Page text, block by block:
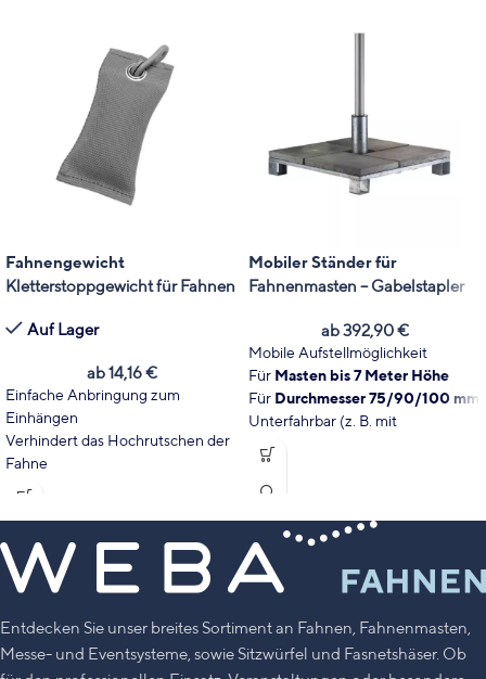
Fahnengewicht
Kletterstoppgewicht für Fahnen
Auf Lager
ab14,16€
Einfache Anbringung zum
Einhängen
Verhindert das Hochrutschen der
Fahne
Farbe Hellgrau, passend für
passenden
Seilschlaufenfür Ihren
Mast
Mobiler Ständer für
Fahnenmasten – Gabelstapler
ab392,90€
Mobile Aufstellmöglichkeit
Für Masten bis 7 Meter Höhe
Für Durchmesser 75/90/100 mm
Unterfahrbar (z. B. mit
Gabelstapler)
Entdecken Sie unser breites Sortiment an Fahnen, Fahnenmasten,
Messe- und Eventsysteme, sowie Sitzwürfel und Fasnetshäser. Ob